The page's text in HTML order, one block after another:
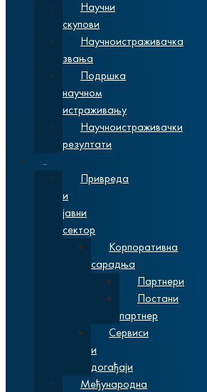
Научни
скупови
Научноистраживачка
звања
Подршка
научном
истраживању
Научноистраживачки
резултати
Привреда
и
јавни
сектор
Корпоративна
сарадња
Партнери
Постани
партнер
Сервиси
и
догађаји
Међународна